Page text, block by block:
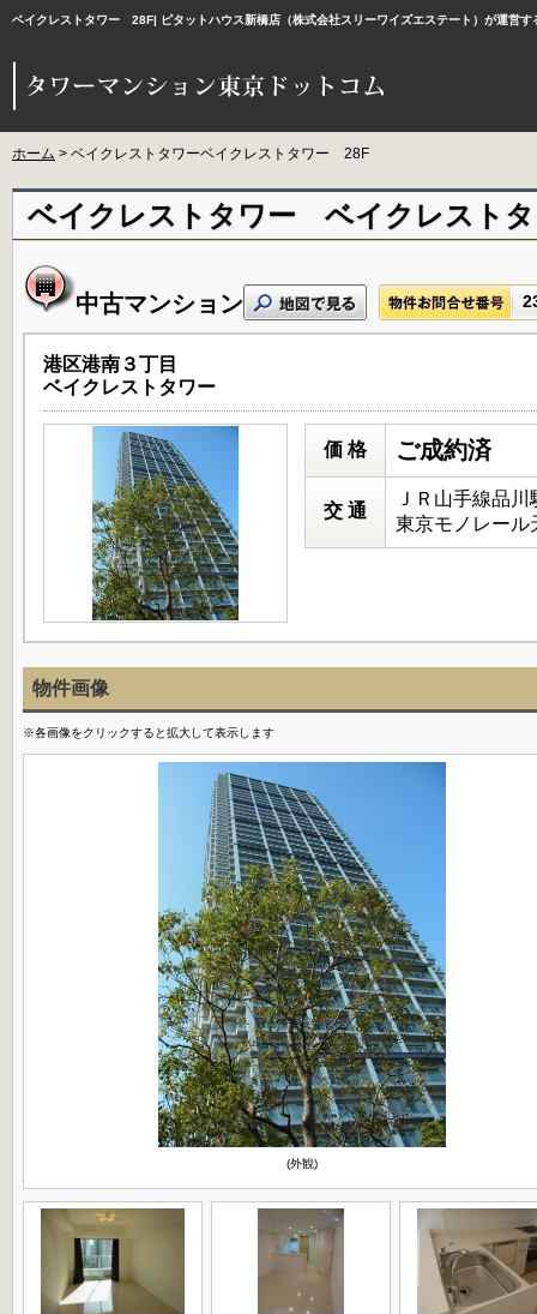
ベイクレストタワー 28F| ピタットハウス新橋店（株式会社スリーワイズエステート）が運営す
ホーム > ベイクレストタワーベイクレストタワー 28F
ベイクレストタワー ベイクレスト
中古マンション
港区港南３丁目
ベイクレストタワー
価 格 ご成約済
交 通
ＪＲ山手線品
東京モノレール
物件画像
※各画像をクリックすると拡大して表示します
(外観)